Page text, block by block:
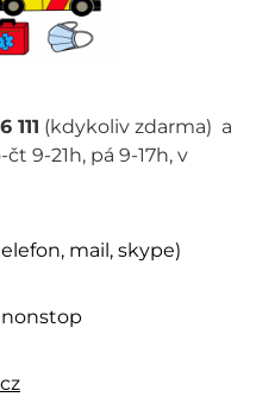
111 (kdykoliv zdarma) a
čt 9-21h, pá 9-17h, v
mail, skype)